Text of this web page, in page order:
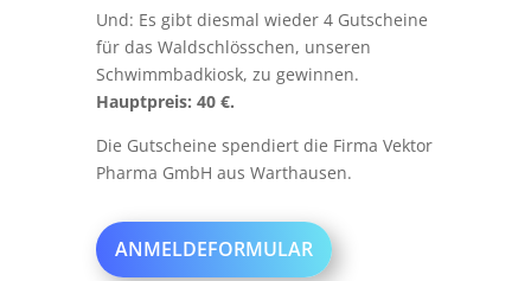
Und: Es gibt diesmal wieder 4 Gutscheine
für das Waldschlösschen, unseren
Schwimmbadkiosk, zu gewinnen.
Hauptpreis: 40 €.
Die Gutscheine spendiert die Firma Vektor
Pharma GmbH aus Warthausen.
ANMELDEFORMULAR